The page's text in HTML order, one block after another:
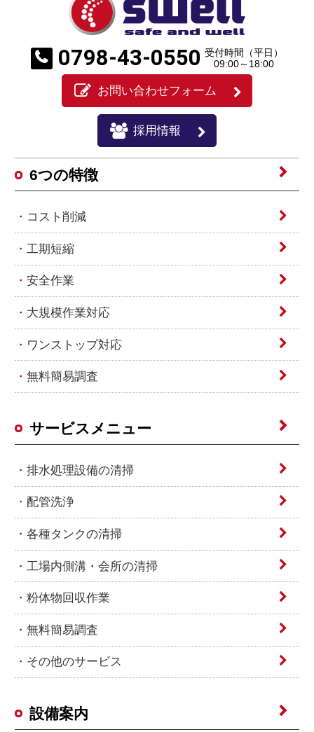
0798-43-0550 受付時間（平日）
09:00～18:00
お問い合わせフォーム
採用情報
6つの特徴
コスト削減
工期短縮
安全作業
大規模作業対応
ワンストップ対応
無料簡易調査
サービスメニュー
排水処理設備の清掃
配管洗浄
各種タンクの清掃
工場内側溝・会所の清掃
粉体物回収作業
無料簡易調査
その他のサービス
設備案内